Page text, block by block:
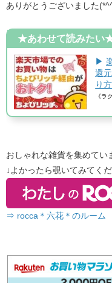
ありがとうございました
★あわせて読みたい
▶
還
り
《ラ
おしゃれな雑貨を集めて
↓よかったら覗いてみてく
⇒ rocca＊六花＊のルーム